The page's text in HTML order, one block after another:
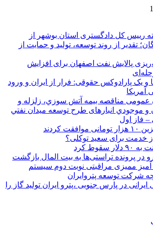
رییس کل دادگستری استان بوشهر از
تقدیر از روند توسعه، تولید و حمایت از
پالایش نفت اصفهان برای افزایش
و یک پارادوکس حقوقی: فرار از ایران و ورود
آمریکا
عمومی مناقصه بيمه آتش سوزي، زلزله و
موجودي انبارهای طرح توسعه ميدان نفتي
– فاز اول
کردند
خدمت برای سعید توکلی؟
کرد
آمیز ممیزی مراقبتی نوبت دوم سیستم
شرکت توسعه پتروایران
ایرانی در پارس جنوبی ،پترو ایران تولید گاز را